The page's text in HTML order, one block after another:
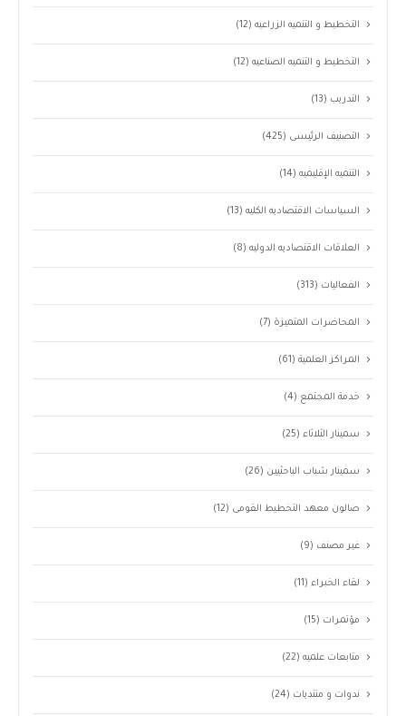
التخطيط و التنميه الزراعيه(12)
التخطيط و التنميه الصناعيه(12)
التدريب (13)
التصنيف الرئيسى (425)
التنميه الإقليميه(14)
السياسات الاقتصاديه الكليه(13)
العلاقات الاقتصاديه الدوليه(8)
الفعاليات (313)
المحاضرات المتميزة (7)
المراكز العلمية(61)
خدمة المجتمع (4)
سمينار الثلاثاء(25)
سمينار شباب الباحثيين (26)
صالون معهد التخطيط القومى (12)
غير مصنف (9)
لقاء الخبراء(11)
مؤتمرات (15)
متابعات علميه(22)
ندوات و منتديات (24)